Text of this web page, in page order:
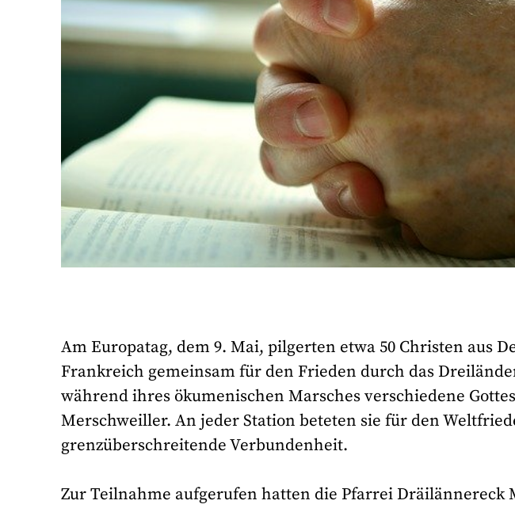
Am Europatag, dem 9. Mai, pilgerten etwa 50 Christen aus
Frankreich gemeinsam für den Frieden durch das
während ihres ökumenischen Marsches verschiedene
Merschweiller. An jeder Station beteten sie für den
grenzüberschreitende Verbundenheit.
Zur Teilnahme aufgerufen hatten die Pfarrei Dräilännereck